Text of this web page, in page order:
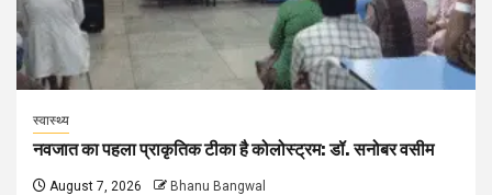
स्वास्थ्य
नवजात का पहला प्राकृतिक टीका है कोलोस्ट्रम: डॉ. सनोबर वसीम
August 7, 2026 Bhanu Bangwal